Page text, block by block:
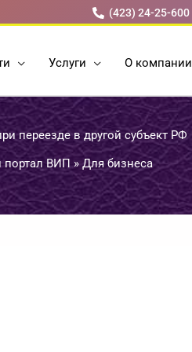
(423) 24-25-600
Услуги О компании
переезде в другой субъект РФ
ВИП» Для бизнеса